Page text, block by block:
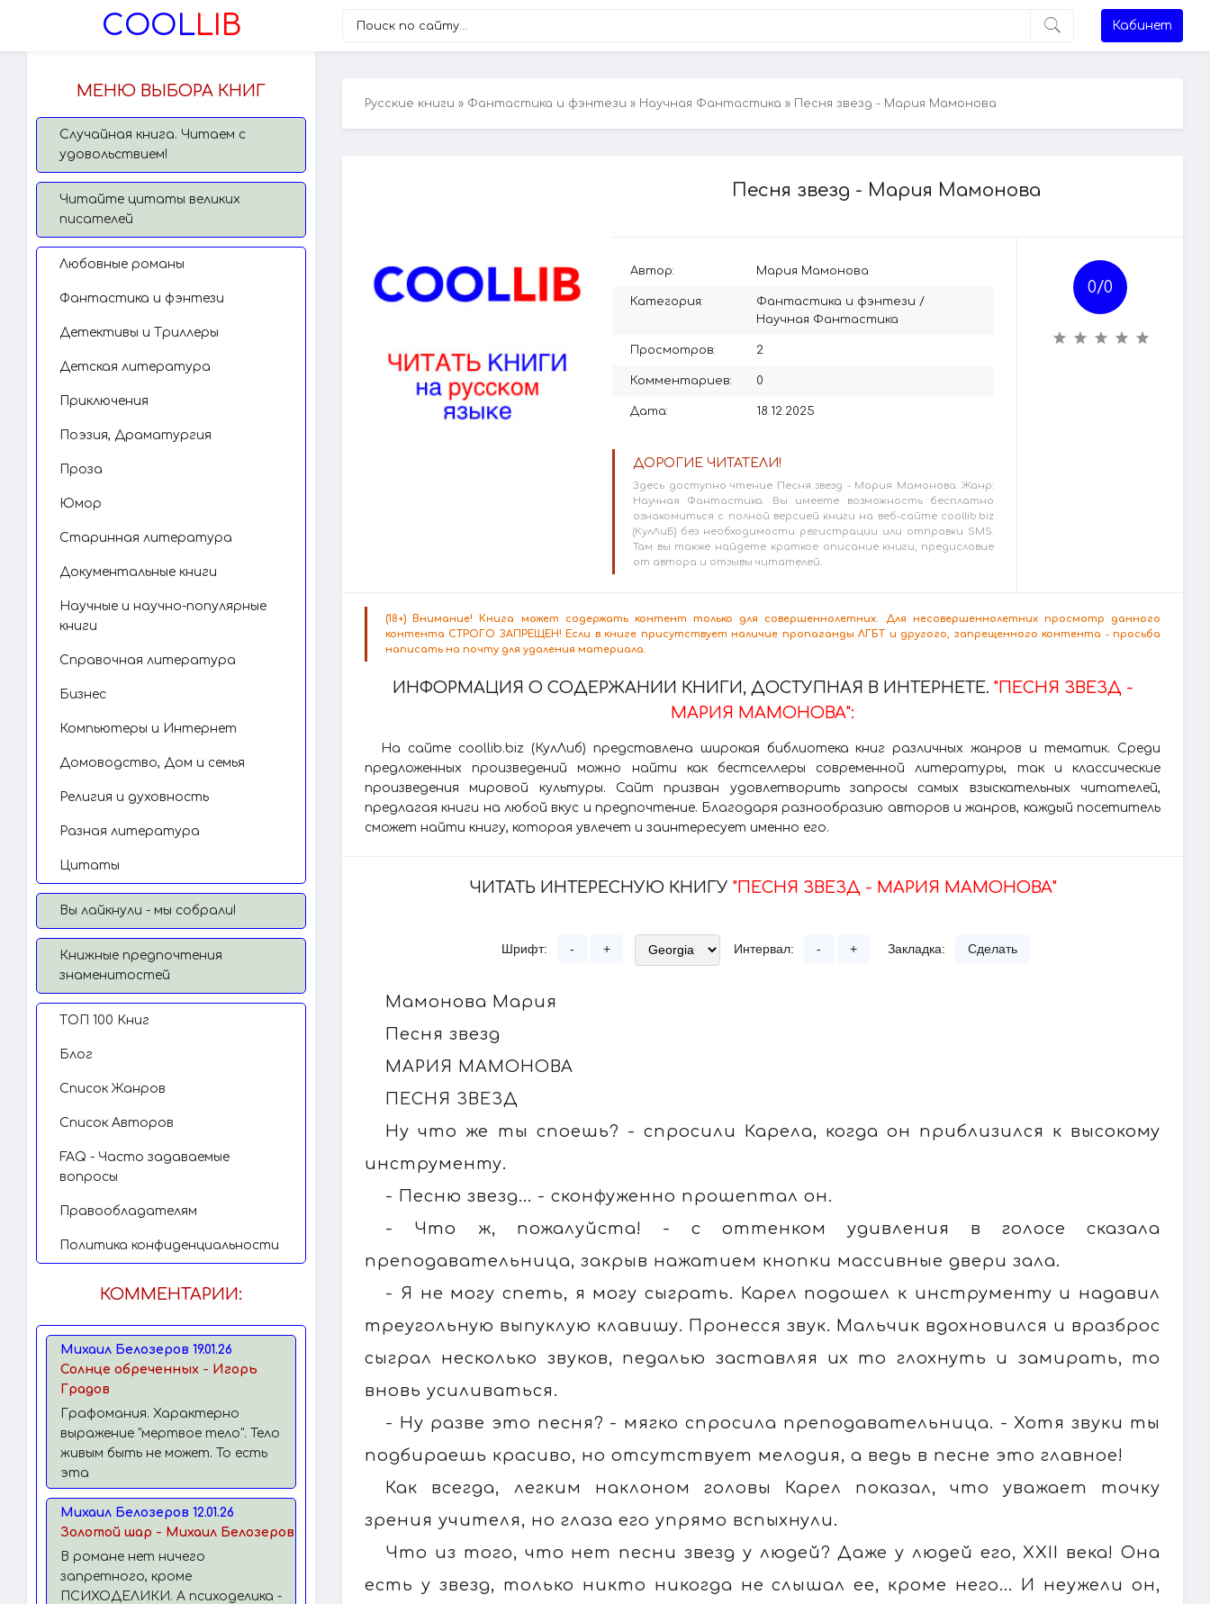
COOLLIB Кабинет
МЕНЮ ВЫБОРА КНИГ
Случайная книга. Читаем с
удовольствием!
Читайте цитаты великих
писателей
Любовные романы
Фантастика и фэнтези
Детективы и Триллеры
Детская литература
Приключения
Поэзия, Драматургия
Проза
Юмор
Старинная литература
Документальные книги
Научные и научно-популярные
книги
Справочная литература
Бизнес
Компьютеры и Интернет
Домоводство, Дом и семья
Религия и духовность
Разная литература
Цитаты
Вы лайкнули - мы собрали!
Книжные предпочтения
знаменитостей
TОП 100 Книг
Блог
Список Жанров
Список Авторов
FAQ - Часто задаваемые
вопросы
Правообладателям
Политика конфиденциальности
КОММЕНТАРИИ:
Михаил Белозеров 19.01.26
Солнце обреченных - Игорь
Градов
Графомания. Характерно
выражение "мертвое тело". Тело
живым быть не может. То есть
эта
Михаил Белозеров 12.01.26
Золотой шар - Михаил Белозеров
В романе нет ничего
запретного, кроме
ПСИХОДЕЛИКИ. А психоделика -
Русские книги » Фантастика и фэнтези » Научная Фантастика » Песня звезд - Мария Мамонова
Песня звезд - Мария Мамонова
Автор: Мария Мамонова
Категория: Фантастика и фэнтези /
Научная Фантастика
Просмотров: 2
Комментариев: 0
Дата: 18.12.2025
ДОРОГИЕ ЧИТАТЕЛИ!
Здесь доступно чтение Песня звезд - Мария Мамонова. Жанр:
Научная Фантастика. Вы имеете возможность бесплатно
ознакомиться с полной версией книги на веб-сайте coollib.biz
(КулЛиБ) без необходимости регистрации или отправки SMS.
Там вы также найдете краткое описание книги, предисловие
от автора и отзывы читателей.
0/0
(18+) Внимание! Книга может содержать контент только для совершеннолетних. Для несовершеннолетних просмотр данного
контента СТРОГО ЗАПРЕЩЕН! Если в книге присутствует наличие пропаганды ЛГБТ и другого, запрещенного контента - просьба
написать на почту для удаления материала.
ИНФОРМАЦИЯ О СОДЕРЖАНИИ КНИГИ, ДОСТУПНАЯ В ИНТЕРНЕТЕ. "ПЕСНЯ ЗВЕЗД -
МАРИЯ МАМОНОВА":
На сайте coollib.biz (КулЛиб) представлена широкая библиотека книг различных жанров и тематик. Среди
предложенных произведений можно найти как бестселлеры современной литературы, так и классические
произведения мировой культуры. Сайт призван удовлетворить запросы самых взыскательных читателей,
предлагая книги на любой вкус и предпочтение. Благодаря разнообразию авторов и жанров, каждый посетитель
сможет найти книгу, которая увлечет и заинтересует именно его.
ЧИТАТЬ ИНТЕРЕСНУЮ КНИГУ "ПЕСНЯ ЗВЕЗД - МАРИЯ МАМОНОВА"
Шрифт: - + Интервал: - + Закладка: Сделать
Мамонова Мария
Песня звезд
МАРИЯ МАМОНОВА
ПЕСНЯ ЗВЕЗД
Ну что же ты споешь? - спросили Карела, когда он приблизился к высокому
инструменту.
- Песню звезд... - сконфуженно прошептал он.
- Что ж, пожалуйста! - с оттенком удивления в голосе сказала
преподавательница, закрыв нажатием кнопки массивные двери зала.
- Я не могу спеть, я могу сыграть. Карел подошел к инструменту и надавил
треугольную выпуклую клавишу. Пронесся звук. Мальчик вдохновился и вразброс
сыграл несколько звуков, педалью заставляя их то глохнуть и замирать, то
вновь усиливаться.
- Ну разве это песня? - мягко спросила преподавательница. - Хотя звуки ты
подбираешь красиво, но отсутствует мелодия, а ведь в песне это главное!
Как всегда, легким наклоном головы Карел показал, что уважает точку
зрения учителя, но глаза его упрямо вспыхнули.
Что из того, что нет песни звезд у людей? Даже у людей его, XXII века! Она
есть у звезд, только никто никогда не слышал ее, кроме него... И неужели он,